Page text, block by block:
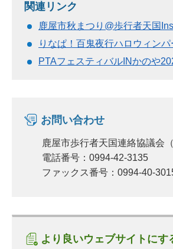
関連リンク
鹿屋市秋まつり@歩行者天国
りなぱ！百鬼夜行ハロウィン
PTAフェスティバルINかのや
お問い合わせ
鹿屋市歩行者天国連絡協議会
電話番号：0994-42-3135
ファックス番号：0994-40-
より良いウェブサイトに